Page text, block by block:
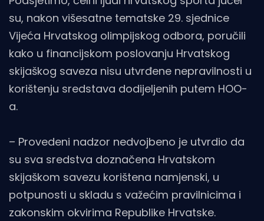
su, nakon višesatne tematske 29. sjednice
Vijeća Hrvatskog olimpijskog odbora, poručili
kako u financijskom poslovanju Hrvatskog
skijaškog saveza nisu utvrđene nepravilnosti u
korištenju sredstava dodijeljenih putem HOO-
a.
– Provedeni nadzor nedvojbeno je utvrdio da
su sva sredstva doznačena Hrvatskom
skijaškom savezu korištena namjenski, u
potpunosti u skladu s važećim pravilnicima i
zakonskim okvirima Republike Hrvatske.